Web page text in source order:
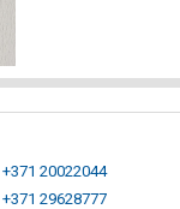
+371 20022044
+371 29628777